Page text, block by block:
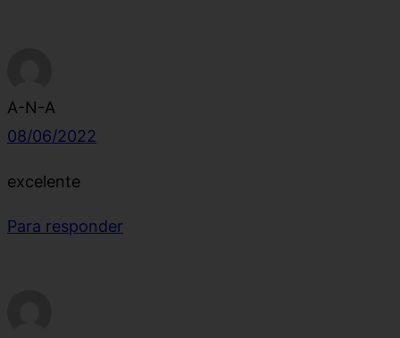
A-N-A
08/06/2022
excelente
Para responder